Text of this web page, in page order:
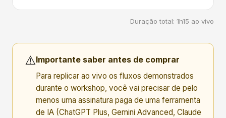
Duração total: 1h15 ao vivo
⚠️Importante saber antes de comprar
Para replicar ao vivo os fluxos demonstrados
durante o workshop, você vai precisar de pelo
menos uma assinatura paga de uma ferramenta
de IA (ChatGPT Plus, Gemini Advanced, Claude